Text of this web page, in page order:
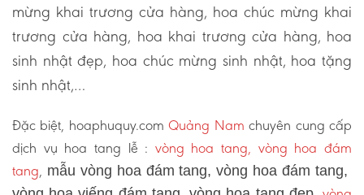
mừng khai trương cửa hàng, hoa chúc mừng khai
trương cửa hàng, hoa khai trương cửa hàng, hoa
sinh nhật đẹp, hoa chúc mừng sinh nhật, hoa tặng
sinh nhật,…
Đặc biệt, hoaphuquy.com Quảng Nam chuyên cung cấp
dịch vụ hoa tang lễ : vòng hoa tang, vòng hoa đám
tang, mẫu vòng hoa đám tang, vòng hoa đám tang,